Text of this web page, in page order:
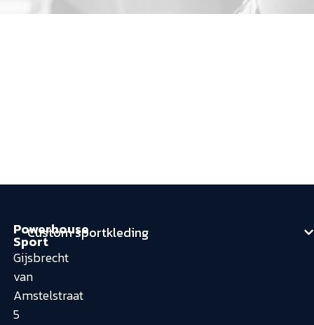
Powerhouse
Sport
Gijsbrecht
van
Amstelstraat
5
Custom sportkleding